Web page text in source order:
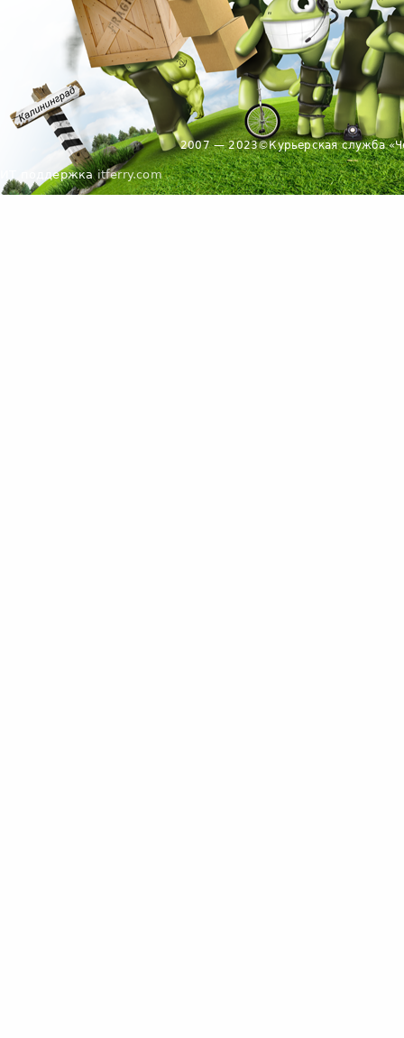
2007 — 2023©Курьерская служба
ИТ поддержкаitferry.com